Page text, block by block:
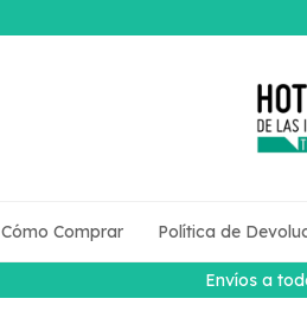
Envíos a
Cómo Comprar Política de